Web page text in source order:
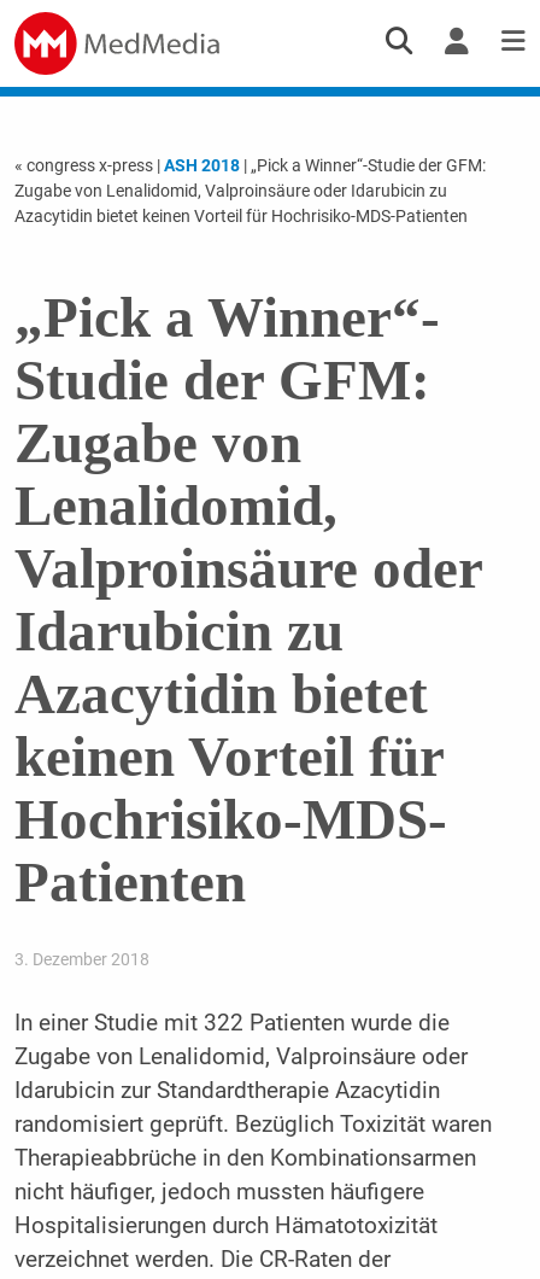
« congress x-press |ASH 2018| „Pick a Winner“-Studie der GFM:
Zugabe von Lenalidomid, Valproinsäure oder Idarubicin zu
Azacytidin bietet keinen Vorteil für Hochrisiko-MDS-Patienten
„Pick a Winner“-
Studie der GFM:
Zugabe von
Lenalidomid,
Valproinsäure oder
Idarubicin zu
Azacytidin bietet
keinen Vorteil für
Hochrisiko-MDS-
Patienten
3. Dezember 2018
In einer Studie mit 322 Patienten wurde die
Zugabe von Lenalidomid, Valproinsäure oder
Idarubicin zur Standardtherapie Azacytidin
randomisiert geprüft. Bezüglich Toxizität waren
Therapieabbrüche in den Kombinationsarmen
nicht häufiger, jedoch mussten häufigere
Hospitalisierungen durch Hämatotoxizität
verzeichnet werden. Die CR-Raten der